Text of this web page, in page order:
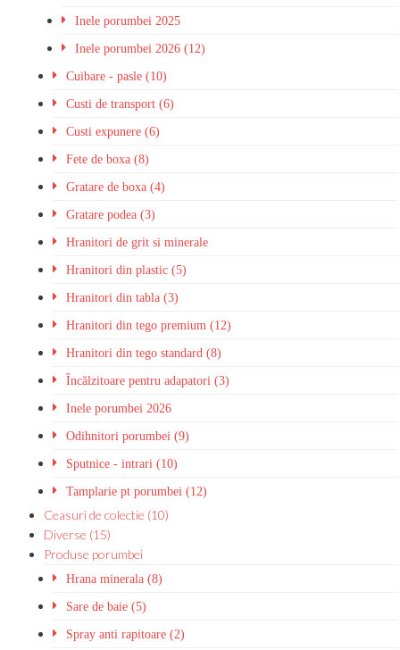
Inele porumbei 2025
Inele porumbei 2026 (12)
Cuibare - pasle (10)
Custi de transport (6)
Custi expunere (6)
Fete de boxa (8)
Gratare de boxa (4)
Gratare podea (3)
Hranitori de grit si minerale
Hranitori din plastic (5)
Hranitori din tabla (3)
Hranitori din tego premium (12)
Hranitori din tego standard (8)
Încălzitoare pentru adapatori (3)
Inele porumbei 2026
Odihnitori porumbei (9)
Sputnice - intrari (10)
Tamplarie pt porumbei (12)
Ceasuri de colectie (10)
Diverse (15)
Produse porumbei
Hrana minerala (8)
Sare de baie (5)
Spray anti rapitoare (2)